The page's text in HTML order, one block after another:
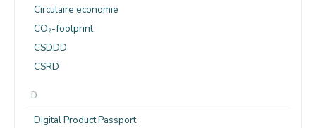
Circulaire economie
CO₂-footprint
CSDDD
CSRD
D
Digital Product Passport